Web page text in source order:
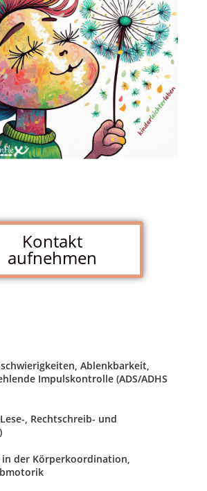
Kontakt
aufnehmen
Ablenkbarkeit,
Impulskontrolle (ADS/ADHS
, Rechtschreib- und
in der Körperkoordination,